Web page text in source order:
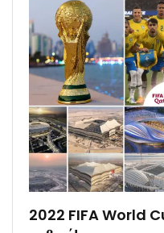
2022 FIFA World